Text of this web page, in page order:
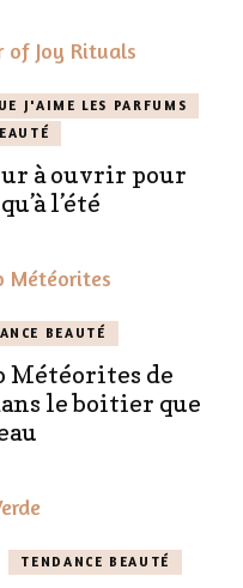
J'AIME LES PARFUMS
à ouvrir pour
l’été
BEAUTÉ
de
le boitier que
TENDANCE BEAUTÉ